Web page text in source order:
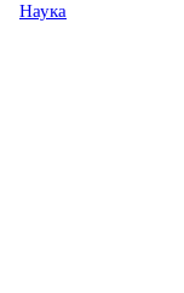
Наука